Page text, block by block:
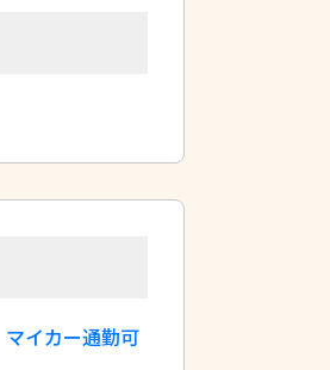
マイカー通勤可